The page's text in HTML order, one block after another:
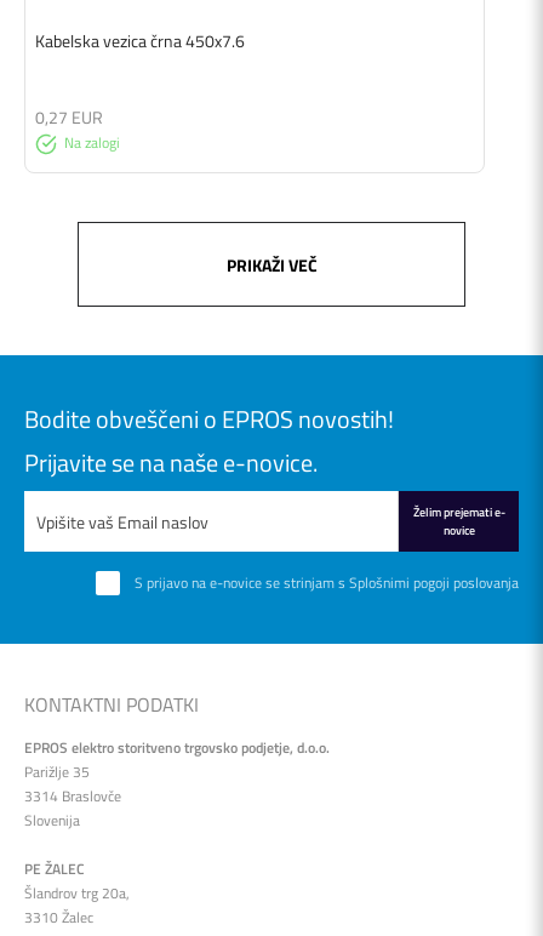
Kabelska vezica črna 450x7.6
Na zalogi
0,27 EUR
PRIKAŽI VEČ
Bodite obveščeni o EPROS novostih!
Prijavite se na naše e-novice.
Želim prejemati e-
novice
S prijavo na e-novice se strinjam s Splošnimi pogoji poslovanja
KONTAKTNI PODATKI
EPROS elektro storitveno trgovsko podjetje, d.o.o.
Parižlje 35
3314 Braslovče
Slovenija
PE ŽALEC
Šlandrov trg 20a,
3310 Žalec